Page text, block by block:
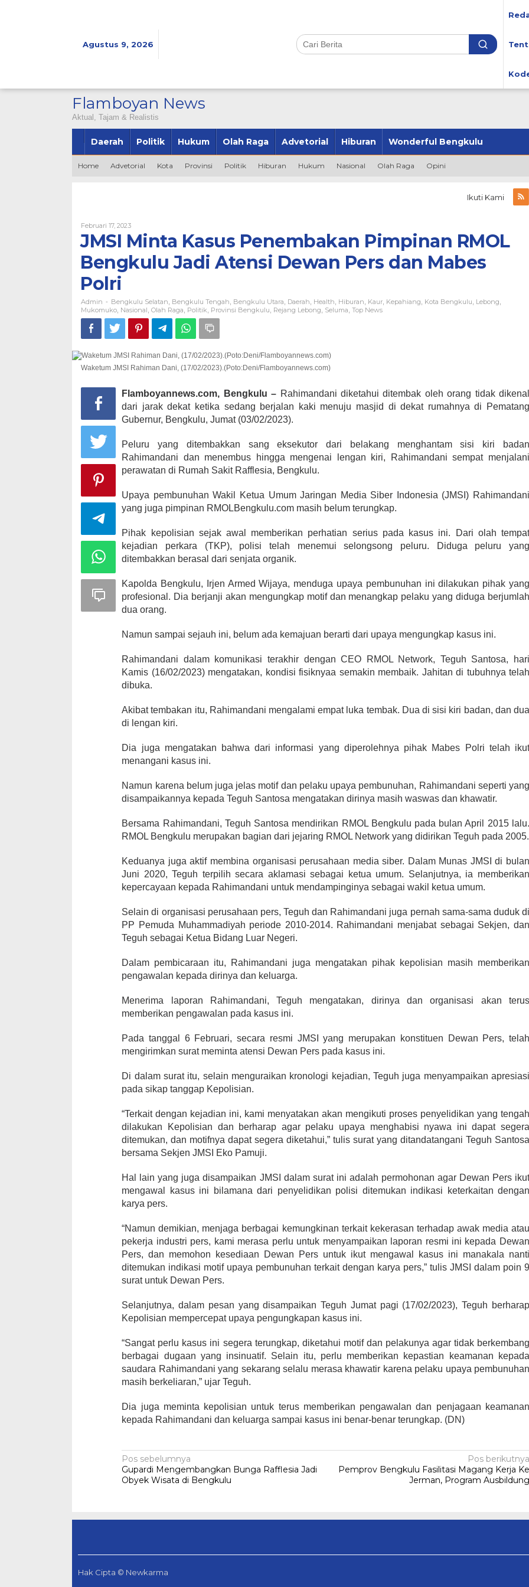
Agustus 9, 2026
Flamboyan News
Aktual, Tajam & Realistis
Daerah Politik Hukum Olah Raga Advetorial Hiburan Wonderful Bengkulu
Home Advetorial Kota Provinsi Politik Hiburan Hukum Nasional Olah Raga Opini
Ikuti Kami
Februari 17, 2023Oleh
Admin
JMSI Minta Kasus Penembakan Pimpinan RMOL
Bengkulu Jadi Atensi Dewan Pers dan Mabes
Polri
Admin - Bengkulu Selatan Bengkulu Tengah Bengkulu Utara Daerah Health Hiburan Kaur Kepahiang Kota Bengkulu Lebong
Mukomuko Nasional Olah Raga Politik Provinsi Bengkulu Rejang Lebong Seluma Top News
Waketum JMSI Rahiman Dani, (17/02/2023).(Poto:Deni/Flamboyannews.com)
Flamboyannews.com, Bengkulu – Rahimandani diketahui ditembak oleh orang tidak dikenal
dari jarak dekat ketika sedang berjalan kaki menuju masjid di dekat rumahnya di Pematang
Gubernur, Bengkulu, Jumat (03/02/2023).
Peluru yang ditembakkan sang eksekutor dari belakang menghantam sisi kiri badan
Rahimandani dan menembus hingga mengenai lengan kiri, Rahimandani sempat menjalani
perawatan di Rumah Sakit Rafflesia, Bengkulu.
Upaya pembunuhan Wakil Ketua Umum Jaringan Media Siber Indonesia (JMSI) Rahimandani
yang juga pimpinan RMOLBengkulu.com masih belum terungkap.
Pihak kepolisian sejak awal memberikan perhatian serius pada kasus ini. Dari olah tempat
kejadian perkara (TKP), polisi telah menemui selongsong peluru. Diduga peluru yang
ditembakkan berasal dari senjata organik.
Kapolda Bengkulu, Irjen Armed Wijaya, menduga upaya pembunuhan ini dilakukan pihak yang
profesional. Dia berjanji akan mengungkap motif dan menangkap pelaku yang diduga berjumlah
dua orang.
Namun sampai sejauh ini, belum ada kemajuan berarti dari upaya mengungkap kasus ini.
Rahimandani dalam komunikasi terakhir dengan CEO RMOL Network, Teguh Santosa, hari
Kamis (16/02/2023) mengatakan, kondisi fisiknyaa semakin membaik. Jahitan di tubuhnya telah
dibuka.
Akibat tembakan itu, Rahimandani mengalami empat luka tembak. Dua di sisi kiri badan, dan dua
di lengan kiri.
Dia juga mengatakan bahwa dari informasi yang diperolehnya pihak Mabes Polri telah ikut
menangani kasus ini.
Namun karena belum juga jelas motif dan pelaku upaya pembunuhan, Rahimandani seperti yang
disampaikannya kepada Teguh Santosa mengatakan dirinya masih waswas dan khawatir.
Bersama Rahimandani, Teguh Santosa mendirikan RMOL Bengkulu pada bulan April 2015 lalu.
RMOL Bengkulu merupakan bagian dari jejaring RMOL Network yang didirikan Teguh pada 2005.
Keduanya juga aktif membina organisasi perusahaan media siber. Dalam Munas JMSI di bulan
Juni 2020, Teguh terpilih secara aklamasi sebagai ketua umum. Selanjutnya, ia memberikan
kepercayaan kepada Rahimandani untuk mendampinginya sebagai wakil ketua umum.
Selain di organisasi perusahaan pers, Teguh dan Rahimandani juga pernah sama-sama duduk di
PP Pemuda Muhammadiyah periode 2010-2014. Rahimandani menjabat sebagai Sekjen, dan
Teguh sebagai Ketua Bidang Luar Negeri.
Dalam pembicaraan itu, Rahimandani juga mengatakan pihak kepolisian masih memberikan
pengawalan kepada dirinya dan keluarga.
Menerima laporan Rahimandani, Teguh mengatakan, dirinya dan organisasi akan terus
memberikan pengawalan pada kasus ini.
Pada tanggal 6 Februari, secara resmi JMSI yang merupakan konstituen Dewan Pers, telah
mengirimkan surat meminta atensi Dewan Pers pada kasus ini.
Di dalam surat itu, selain menguraikan kronologi kejadian, Teguh juga menyampaikan apresiasi
pada sikap tanggap Kepolisian.
“Terkait dengan kejadian ini, kami menyatakan akan mengikuti proses penyelidikan yang tengah
dilakukan Kepolisian dan berharap agar pelaku upaya menghabisi nyawa ini dapat segera
ditemukan, dan motifnya dapat segera diketahui,” tulis surat yang ditandatangani Teguh Santosa
bersama Sekjen JMSI Eko Pamuji.
Hal lain yang juga disampaikan JMSI dalam surat ini adalah permohonan agar Dewan Pers ikut
mengawal kasus ini bilamana dari penyelidikan polisi ditemukan indikasi keterkaitan dengan
karya pers.
“Namun demikian, menjaga berbagai kemungkinan terkait kekerasan terhadap awak media atau
pekerja industri pers, kami merasa perlu untuk menyampaikan laporan resmi ini kepada Dewan
Pers, dan memohon kesediaan Dewan Pers untuk ikut mengawal kasus ini manakala nanti
ditemukan indikasi motif upaya pembunuhan terkait dengan karya pers,” tulis JMSI dalam poin 9
surat untuk Dewan Pers.
Selanjutnya, dalam pesan yang disampaikan Teguh Jumat pagi (17/02/2023), Teguh berharap
Kepolisian mempercepat upaya pengungkapan kasus ini.
“Sangat perlu kasus ini segera terungkap, diketahui motif dan pelakunya agar tidak berkembang
berbagai dugaan yang insinuatif. Selain itu, perlu memberikan kepastian keamanan kepada
saudara Rahimandani yang sekarang selalu merasa khawatir karena pelaku upaya pembunuhan
masih berkeliaran,” ujar Teguh.
Dia juga meminta kepolisian untuk terus memberikan pengawalan dan penjagaan keamanan
kepada Rahimandani dan keluarga sampai kasus ini benar-benar terungkap. (DN)
Navigasi
pos
Pos sebelumnya
Gupardi Mengembangkan Bunga Rafflesia Jadi
Obyek Wisata di Bengkulu
Pos berikutnya
Pemprov Bengkulu Fasilitasi Magang Kerja Ke
Jerman, Program Ausbildung
Hak Cipta © Newkarma